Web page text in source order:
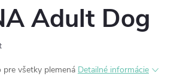
Adult Dog
všetky plemená Detailné informácie